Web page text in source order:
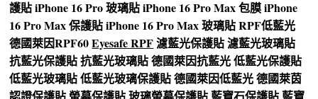
護貼iPhone 16 Pro 玻璃貼iPhone 16 Pro Max 包膜iPhone
16 Pro Max 保護貼iPhone 16 Pro Max 玻璃貼RPF低藍光
德國萊因RPF60Eyesafe RPF濾藍光保護貼濾藍光玻璃貼
抗藍光保護貼抗藍光玻璃貼德國萊因抗藍光低藍光保護貼
低藍光玻璃貼低藍光玻璃保護貼德國萊因低藍光德國萊茵